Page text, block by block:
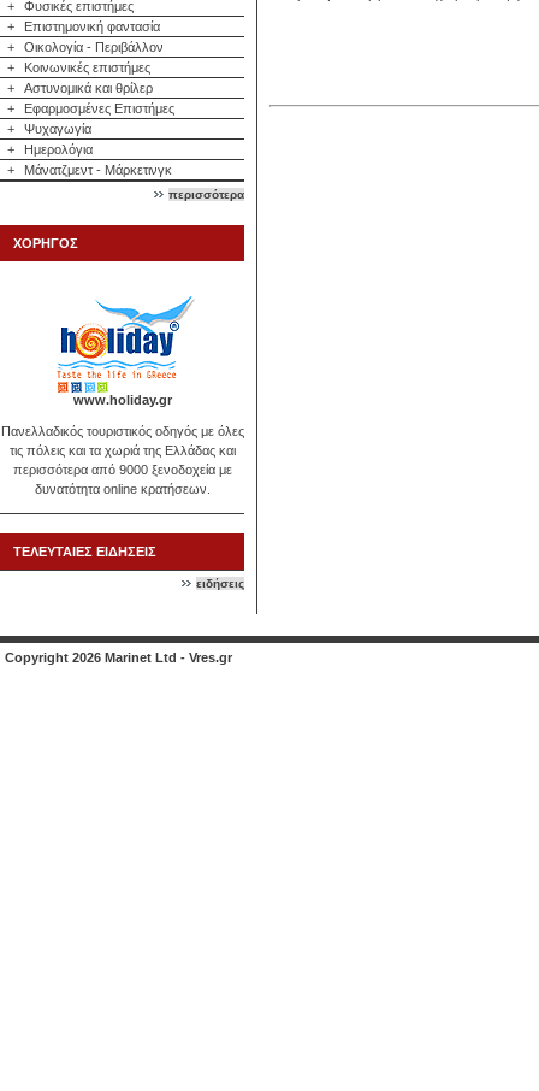
+
Φυσικές επιστήμες
+
Επιστημονική φαντασία
+
Οικολογία - Περιβάλλον
+
Κοινωνικές επιστήμες
+
Αστυνομικά και θρίλερ
+
Εφαρμοσμένες Επιστήμες
+
Ψυχαγωγία
+
Ημερολόγια
+
Μάνατζμεντ - Μάρκετινγκ
περισσότερα
ΧΟΡΗΓΟΣ
www.holiday.gr
Πανελλαδικός τουριστικός οδηγός με όλες
τις πόλεις και τα χωριά της Ελλάδας και
περισσότερα από 9000 ξενοδοχεία με
δυνατότητα online κρατήσεων.
ΤΕΛΕΥΤΑΙΕΣ ΕΙΔΗΣΕΙΣ
ειδήσεις
Copyright 2026 Marinet Ltd - Vres.gr